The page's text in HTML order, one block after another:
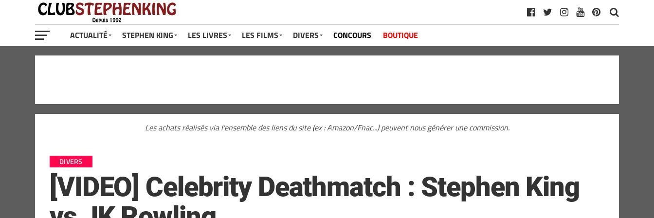
ACTUALITÉ STEPHEN KING LES LIVRES LES FILMS DIVERS CONCOURS BOUTIQUE
Les achats réalisés via l'ensemble des liens du site (ex : Amazon/Fnac...) peuvent nous générer une commission.
DIVERS
[VIDEO] Celebrity Deathmatch : Stephen King